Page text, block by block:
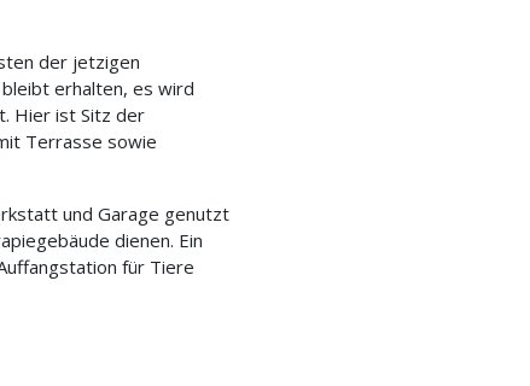
der jetzigen
erhalten, es wird
Hier ist Sitz der
Terrasse sowie
und Garage genutzt
dienen. Ein
für Tiere